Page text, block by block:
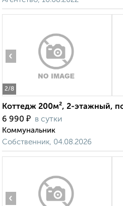
2/8
‹
Коттедж 200м², 2-этажный,
6 990 ₽ в сутки
Коммунальник
Собственник, 04.08.2026
‹